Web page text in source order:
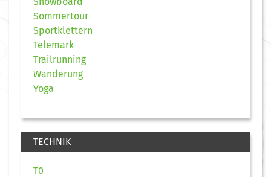
Sommertour
Sportklettern
Telemark
Trailrunning
Wanderung
Yoga
TECHNIK
T0